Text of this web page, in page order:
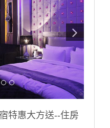
特惠大方送--住房